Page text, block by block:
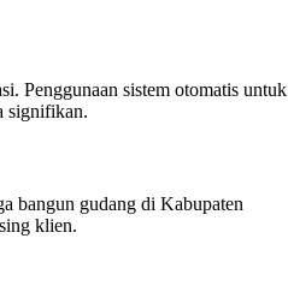
Penggunaan sistem otomatis untuk
signifikan.
bangun gudang di Kabupaten
klien.